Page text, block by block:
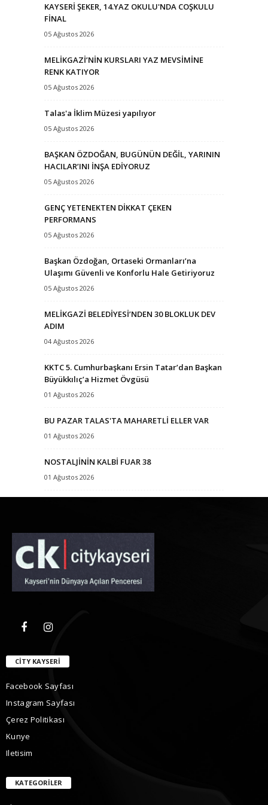
KAYSERİ ŞEKER, 14.YAZ OKULU'NDA COŞKULU
FİNAL
05 Ağustos 2026
MELİKGAZİ’NİN KURSLARI YAZ MEVSİMİNE
RENK KATIYOR
05 Ağustos 2026
Talas'a İklim Müzesi yapılıyor
05 Ağustos 2026
BAŞKAN ÖZDOĞAN, BUGÜNÜN DEĞİL, YARININ
HACILAR’INI İNŞA EDİYORUZ
05 Ağustos 2026
GENÇ YETENEKTEN DİKKAT ÇEKEN
PERFORMANS
05 Ağustos 2026
Başkan Özdoğan, Ortaseki Ormanları’na
Ulaşımı Güvenli ve Konforlu Hale Getiriyoruz
05 Ağustos 2026
MELİKGAZİ BELEDİYESİ’NDEN 30 BLOKLUK DEV
ADIM
04 Ağustos 2026
KKTC 5. Cumhurbaşkanı Ersin Tatar’dan Başkan
Büyükkılıç’a Hizmet Övgüsü
01 Ağustos 2026
BU PAZAR TALAS'TA MAHARETLİ ELLER VAR
01 Ağustos 2026
NOSTALJİNİN KALBİ FUAR 38
01 Ağustos 2026
CITY KAYSERI
Facebook Sayfası
Instagram Sayfası
Çerez Politikası
Kunye
Iletisim
KATEGORILER